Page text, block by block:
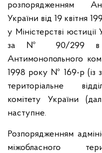
розпорядженням
України від 19 квітня
у Міністерстві
за № 90/299 в
Антимонопольного
1998 року № 169-р (із
територіальне
комітету України
наступне.
Розпорядженням
міжобласного